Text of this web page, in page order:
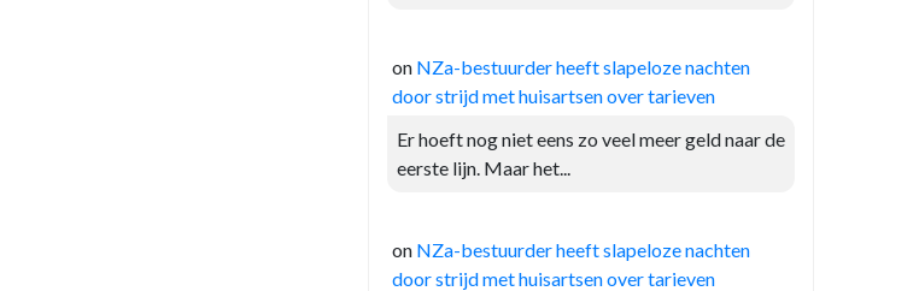
on NZa-bestuurder heeft slapeloze nachten
door strijd met huisartsen over tarieven
Er hoeft nog niet eens zo veel meer geld naar de
eerste lijn. Maar het...
on NZa-bestuurder heeft slapeloze nachten
door strijd met huisartsen over tarieven